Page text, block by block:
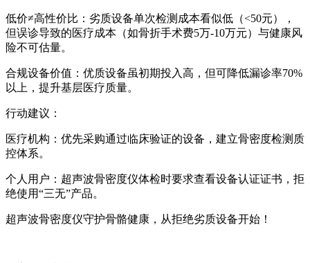
低价≠高性价比：劣质设备单次检测成本看似低（<50元），
但误诊导致的医疗成本（如骨折手术费5万-10万元）与健康风
险不可估量。
合规设备价值：优质设备虽初期投入高，但可降低漏诊率70%
以上，提升基层医疗质量。
行动建议：
医疗机构：优先采购通过临床验证的设备，建立骨密度检测质
控体系。
个人用户： 超声波骨密度仪体检时要求查看设备认证证书，拒
绝使用“三无”产品。
超声波骨密度仪守护骨骼健康，从拒绝劣质设备开始！